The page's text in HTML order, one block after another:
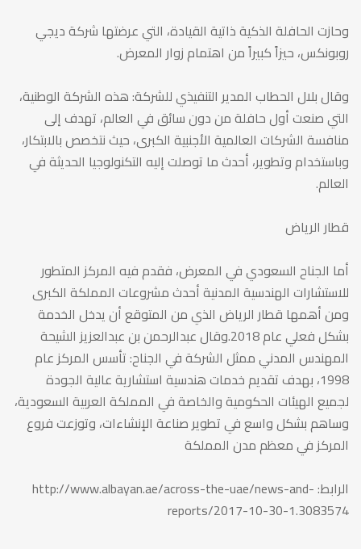
وحازت الحافلة الذكية ذاتية القيادة، التي عرضتها شركة ديجي
روبونكس، حيزاً كبيراً من اهتمام زوار المعرض.
وقال بلال الحطاب المدير التنفيذي للشركة: هذه الشركة الوطنية،
التي صنعت أول حافلة من دون سائق في العالم، تهدف إلى
منافسة الشركات العالمية الأجنبية الكبرى، حيث نتخصص بالابتكار،
وباستخدام وتطوير، أحدث ما توصلت إليه التكنولوجيا الحديثة في
العالم.
قطار الرياض
أما الجناح السعودي في المعرض، فقدم فيه المركز المتطور
للاستشارات الهندسية المدنية أحدث مشروعات المملكة الكبرى
ومن أهمها قطار الرياض الذي من المتوقع أن يدخل الخدمة
بشكل فعلي عام 2018.وقال عبدالرحمن بن عبدالعزيز الشيحة
المهندس المدني ممثل الشركة في الجناح: تأسس المركز عام
1998، بهدف تقديم خدمات هندسية استشارية عالية الجودة
لجميع الهيئات الحكومية والخاصة في المملكة العربية السعودية،
وساهم بشكل واسع في تطوير صناعة الإنشاءات، وتوزعت فروع
المركز في معظم مدن المملكة
الرابط: http://www.albayan.ae/across-the-uae/news-and-
reports/2017-10-30-1.3083574